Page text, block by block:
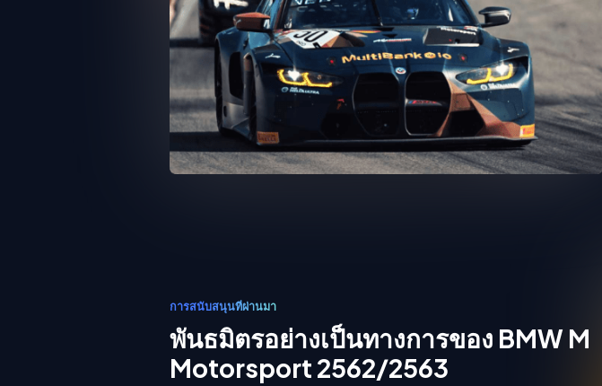
การสนับสนุนที่ผ่านมา
พันธมิตรอย่างเป็นทางการของ BMW M
Motorsport 2562/2563